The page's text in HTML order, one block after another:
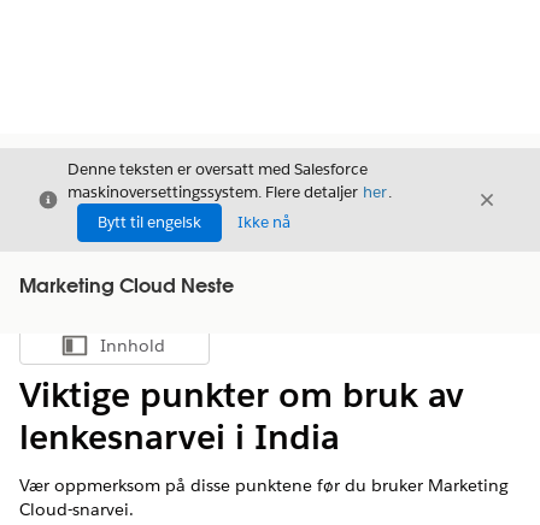
Avslutt
Denne teksten er oversatt med Salesforce
maskinoversettingssystem. Flere detaljer her.
Bytt til engelsk
Ikke nå
Avslutt
Marketing Cloud Neste
Vis innholdsfortegnelse
Innhold
Viktige punkter om bruk av
lenkesnarvei i India
Vær oppmerksom på disse punktene før du bruker Marketing
Cloud-snarvei.